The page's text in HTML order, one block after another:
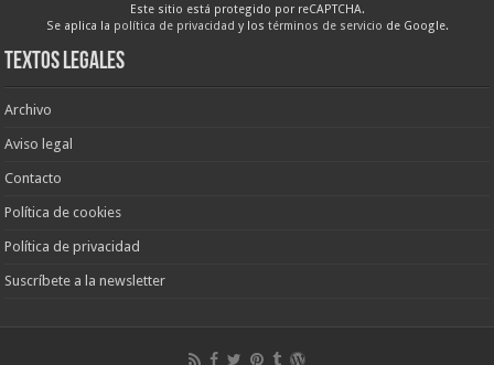
Este sitio está protegido por reCAPTCHA.
Se aplica la política de privacidad y los términos de servicio de Google.
Textos legales
Archivo
Aviso legal
Contacto
Política de cookies
Política de privacidad
Suscríbete a la newsletter